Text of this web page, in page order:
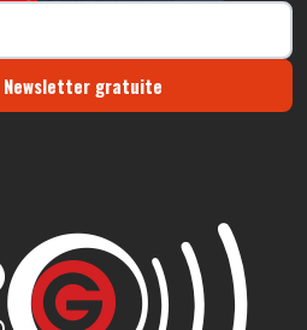
gratuite